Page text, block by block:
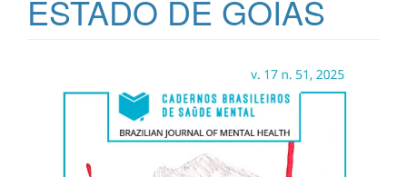
ESTADO DE GOIÁS
lateral